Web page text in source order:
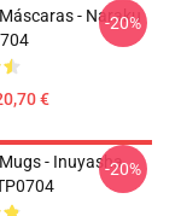
- Naraku
€
-20%
- Inuyasha-20%